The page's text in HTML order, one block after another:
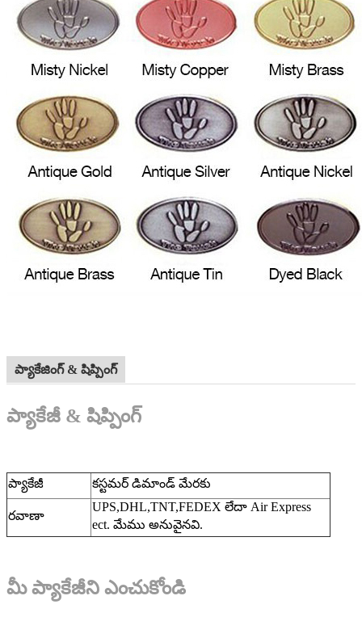
ప్యాకేజింగ్ & షిప్పింగ్
ప్యాకేజీ & షిప్పింగ్
ప్యాకేజీ కస్టమర్ డిమాండ్ మేరకు
రవాణా
UPS,DHL,TNT,FEDEX లేదా Air Express
ect. మేము అనువైనవి.
మీ ప్యాకేజీని ఎంచుకోండి